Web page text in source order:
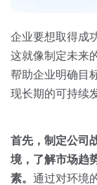
房地产
金融
按角色
销售人员
资源中心
全部
销售会
关于我们
企业要想取得成
这就像制定未来
帮助企业明确目
现长期的可持续
首先，制定公司
境，了解市场趋
素。 通过对环境